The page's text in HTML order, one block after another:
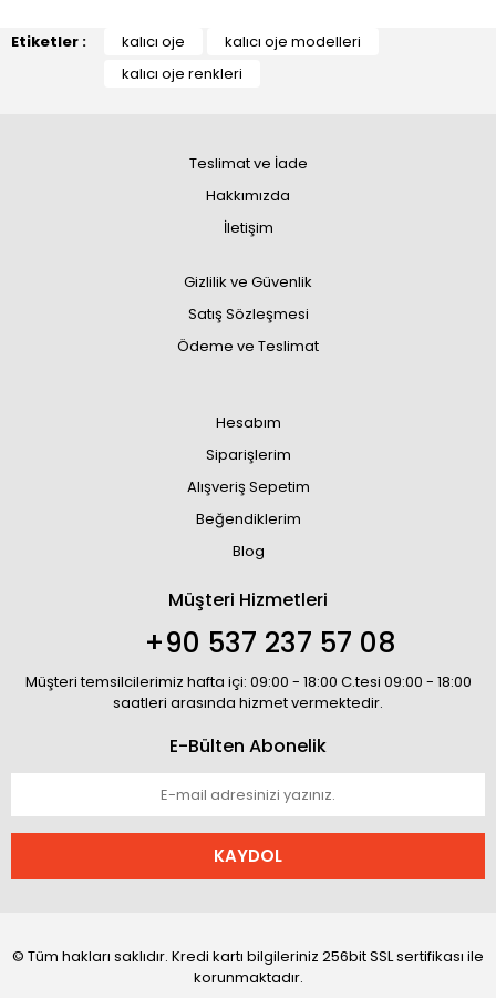
Etiketler : kalıcı oje
kalıcı oje modelleri
kalıcı oje renkleri
Teslimat ve İade
Hakkımızda
İletişim
Gizlilik ve Güvenlik
Satış Sözleşmesi
Ödeme ve Teslimat
Hesabım
Siparişlerim
Alışveriş Sepetim
Beğendiklerim
Blog
Müşteri Hizmetleri
+90 537 237 57 08
Müşteri temsilcilerimiz hafta içi: 09:00 - 18:00 C.tesi 09:00 - 18:00
saatleri arasında hizmet vermektedir.
E-Bülten Abonelik
KAYDOL
© Tüm hakları saklıdır. Kredi kartı bilgileriniz 256bit SSL sertifikası ile
korunmaktadır.